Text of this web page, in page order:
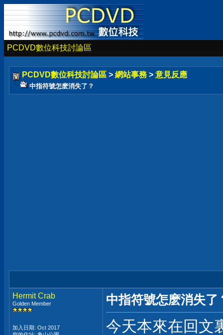
PCDVD數位科技討論區
PCDVD數位科技討論區 > 網站事務 > 意見反應
中指符號怎麽消失了？
Hermit Crab
Golden Member
加入日期: Oct 2017
中指符號怎麽消失了
今天本來在回文